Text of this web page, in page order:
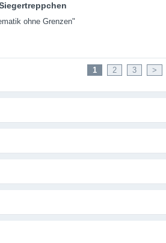
ohne Grenzen"
1 2 3 >